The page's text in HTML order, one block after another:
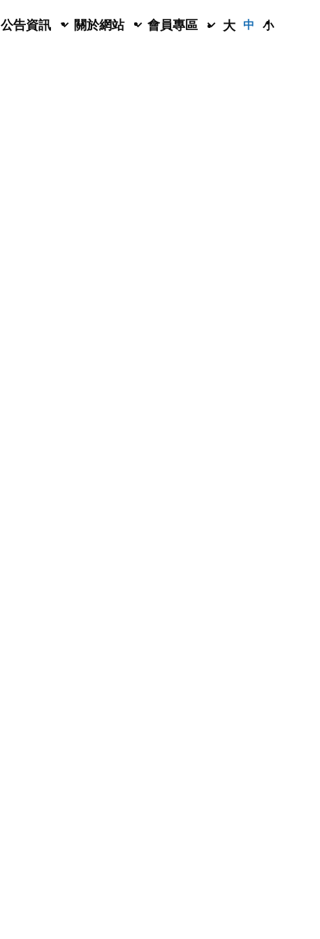
公告資訊 關於網站 會員專區 大 中 小